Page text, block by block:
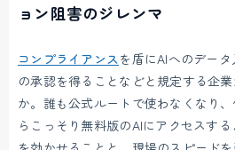
ョン阻害のジレンマ
コンプライアンス を盾にAIへのデー
の承認を得ることなどと規定する企
か。誰も公式ルートで使わなくなり
らこっそり無料版のAIにアクセスする